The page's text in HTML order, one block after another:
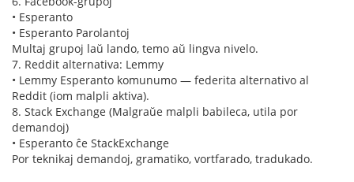
• Esperanto
• Esperanto Parolantoj
Multaj grupoj laŭ lando, temo aŭ lingva nivelo.
7. Reddit alternativa: Lemmy
• Lemmy Esperanto komunumo — federita alternativo al
Reddit (iom malpli aktiva).
8. Stack Exchange (Malgraŭe malpli babileca, utila por
demandoj)
• Esperanto ĉe StackExchange
Por teknikaj demandoj, gramatiko, vortfarado, tradukado.